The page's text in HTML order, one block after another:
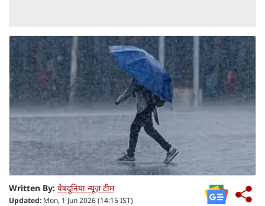
Written By: वेबदुनिया न्यूज़ टीम
Updated: Mon, 1 Jun 2026 (14:15 IST)